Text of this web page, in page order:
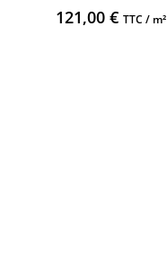
121,00€ TTC / m²